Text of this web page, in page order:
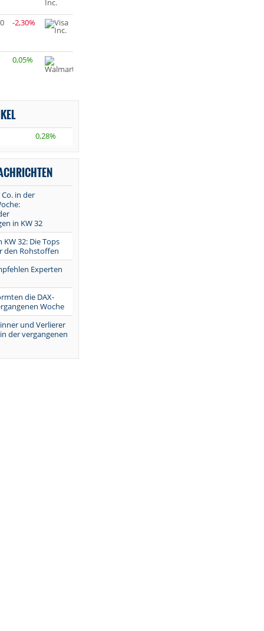
-2,30%
0,05%
0,28%
in der
in KW 32
KW 32: Die Tops
den Rohstoffen
Experten
die DAX-
Woche
und Verlierer
der vergangenen